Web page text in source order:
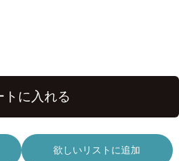
トに入れる
欲しいリストに追加